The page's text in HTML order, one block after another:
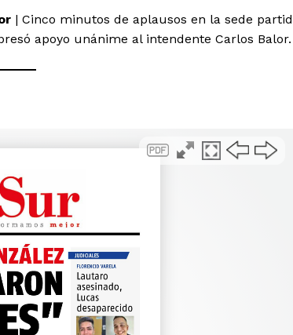
| Cinco minutos de aplausos en la sede
apoyo unánime al intendente Carlos Balor.